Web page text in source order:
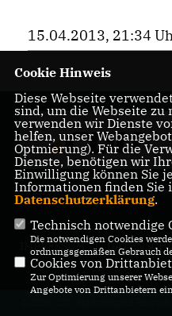
15.04.2013, 21:34
IMPRESSUM
Cookie Hinweis
Diese Webseite
sind, um die Webseite zu
verwenden wir Dienste
helfen, unser
Optmierung). Für die
Dienste, benötigen wir
Einwilligung können Sie
Informationen finden Sie
Datenschutzerklärung.
Technisch notwendige
Die notwendigen Cookies
ordnungsgemäßen Gebrauch
Cookies von
Zur Optimierung unserer
Angebote von Drittanbietern